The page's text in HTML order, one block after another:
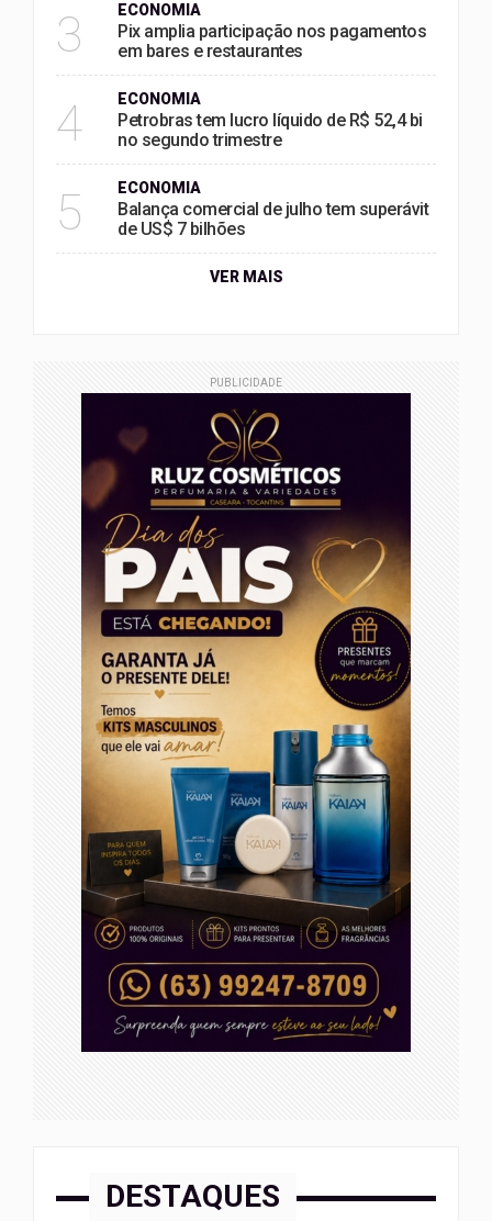
3 ECONOMIA
Pix amplia participação nos pagamentos
em bares e restaurantes
4 ECONOMIA
Petrobras tem lucro líquido de R$ 52,4 bi
no segundo trimestre
5 ECONOMIA
Balança comercial de julho tem superávit
de US$ 7 bilhões
VER MAIS
PUBLICIDADE
DESTAQUES